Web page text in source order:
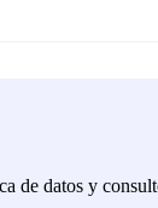
de datos y